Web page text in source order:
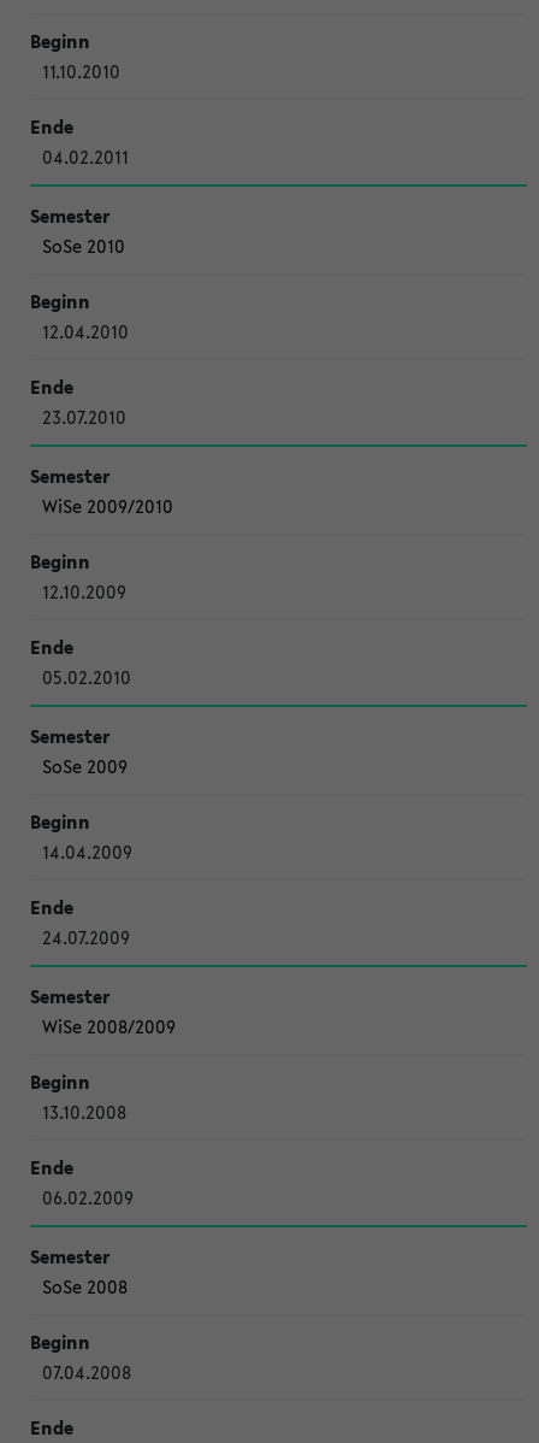
11.10.2010
04.02.2011
SoSe 2010
12.04.2010
23.07.2010
WiSe 2009/2010
12.10.2009
05.02.2010
SoSe 2009
14.04.2009
24.07.2009
WiSe 2008/2009
13.10.2008
06.02.2009
SoSe 2008
07.04.2008